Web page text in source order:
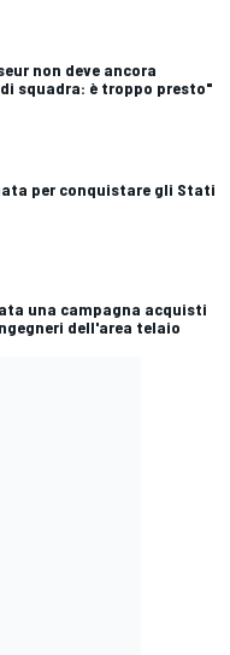
non deve ancora
squadra: è troppo presto"
per conquistare gli Stati
una campagna acquisti
dell'area telaio